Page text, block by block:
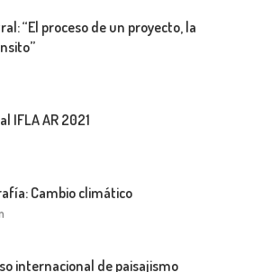
“El proceso de un proyecto, la
IFLA AR 2021
Cambio climático
internacional de paisajismo